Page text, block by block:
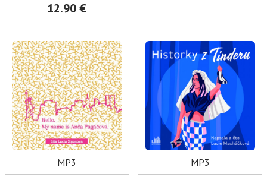
12.90 €
MP3 MP3